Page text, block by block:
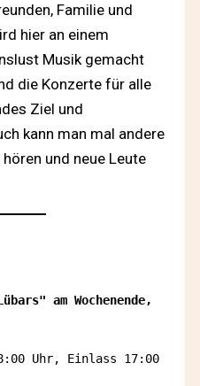
Familie und
hier an einem
Musik gemacht
die Konzerte für alle
Ziel und
kann man mal andere
und neue Leute
am Wochenende,
Uhr, Einlass 17:00